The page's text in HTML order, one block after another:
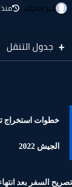
غير معرف منذ 4 سنة
جدول التنقل
خطوات استخراج
الجيش 2022
السفر بعد انتهاء